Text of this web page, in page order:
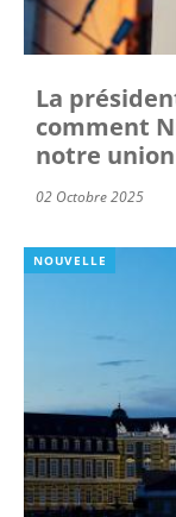
La
comment
notre
02 Octobre 2025
NOUVELLE